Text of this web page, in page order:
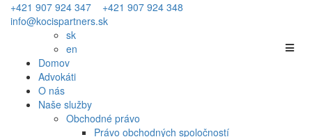
+421 907 924 347
+421 907 924 348
info@kocispartners.sk
sk
en
Domov
Advokáti
O nás
Naše služby
Obchodné právo
Právo obchodných spoločností